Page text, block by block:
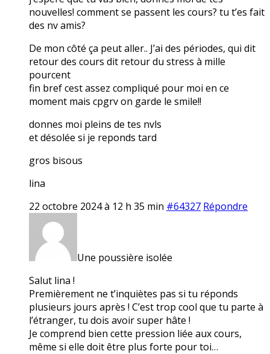
nouvelles! comment se passent les cours? tu t’es fait
des nv amis?
De mon côté ça peut aller.. J’ai des périodes, qui dit
retour des cours dit retour du stress à mille
pourcent
fin bref cest assez compliqué pour moi en ce
moment mais cpgrv on garde le smile!!
donnes moi pleins de tes nvls
et désolée si je reponds tard
gros bisous
lina
22 octobre 2024 à 12 h 35 min #64327 Répondre
Une poussière isolée
Salut lina !
Premièrement ne t’inquiètes pas si tu réponds
plusieurs jours après ! C’est trop cool que tu parte à
l’étranger, tu dois avoir super hâte !
Je comprend bien cette pression liée aux cours,
même si elle doit être plus forte pour toi…